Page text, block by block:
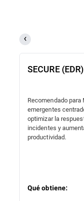
SECURE (EDR)
Recomendado para
emergentes
optimizar la
incidentes y
productividad.
Qué obtiene: